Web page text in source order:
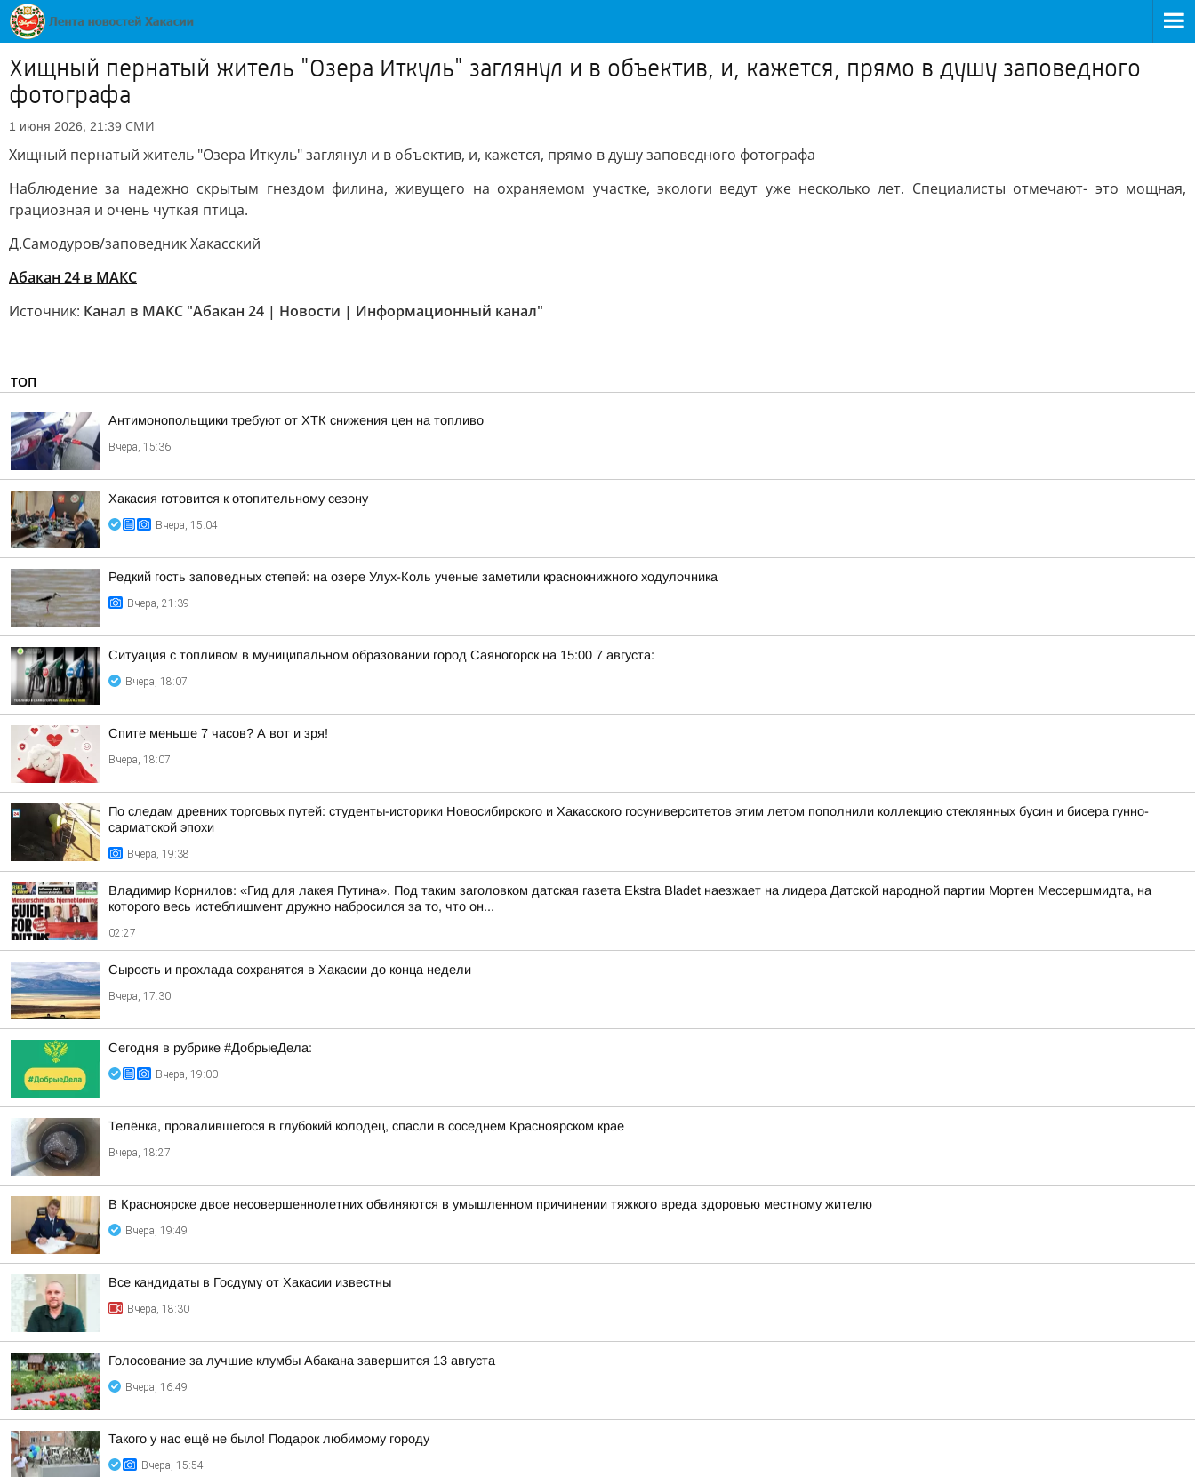
Хищный пернатый житель "Озера Иткуль" заглянул и в объектив, и, кажется, прямо в душу заповедного
фотографа
1 июня 2026, 21:39 СМИ
Хищный пернатый житель "Озера Иткуль" заглянул и в объектив, и, кажется, прямо в душу заповедного фотографа
Наблюдение за надежно скрытым гнездом филина, живущего на охраняемом участке, экологи ведут уже несколько лет. Специалисты отмечают- это мощная,
грациозная и очень чуткая птица.
Д.Самодуров/заповедник Хакасский
Абакан 24 в МАКС
Источник: Канал в МАКС "Абакан 24 | Новости | Информационный канал"
ТОП
Антимонопольщики требуют от ХТК снижения цен на топливо
Вчера, 15:36
Хакасия готовится к отопительному сезону
Вчера, 15:04
Редкий гость заповедных степей: на озере Улух-Коль ученые заметили краснокнижного ходулочника
Вчера, 21:39
Ситуация с топливом в муниципальном образовании город Саяногорск на 15:00 7 августа:
Вчера, 18:07
Спите меньше 7 часов? А вот и зря!
Вчера, 18:07
По следам древних торговых путей: студенты-историки Новосибирского и Хакасского госуниверситетов этим летом пополнили коллекцию стеклянных бусин и бисера гунно-
сарматской эпохи
Вчера, 19:38
Владимир Корнилов: «Гид для лакея Путина». Под таким заголовком датская газета Ekstra Bladet наезжает на лидера Датской народной партии Мортен Мессершмидта, на
которого весь истеблишмент дружно набросился за то, что он...
02:27
Сырость и прохлада сохранятся в Хакасии до конца недели
Вчера, 17:30
Сегодня в рубрике #ДобрыеДела:
Вчера, 19:00
Телёнка, провалившегося в глубокий колодец, спасли в соседнем Красноярском крае
Вчера, 18:27
В Красноярске двое несовершеннолетних обвиняются в умышленном причинении тяжкого вреда здоровью местному жителю
Вчера, 19:49
Все кандидаты в Госдуму от Хакасии известны
Вчера, 18:30
Голосование за лучшие клумбы Абакана завершится 13 августа
Вчера, 16:49
Такого у нас ещё не было! Подарок любимому городу
Вчера, 15:54